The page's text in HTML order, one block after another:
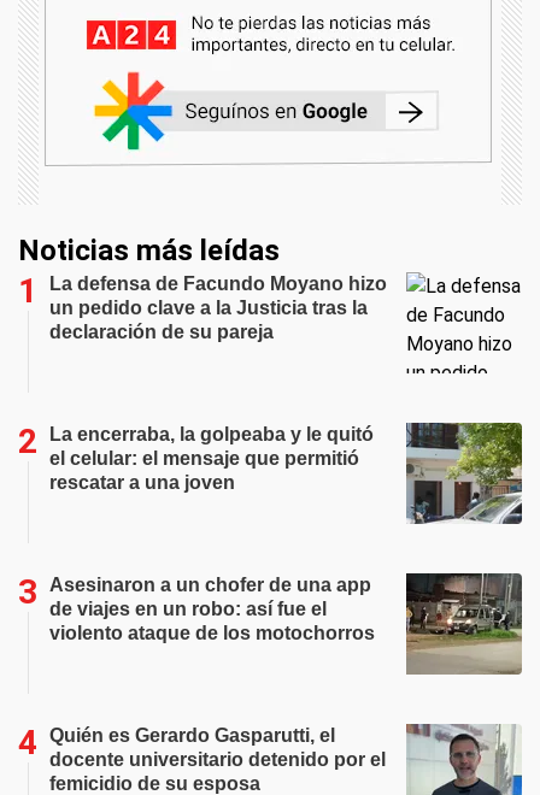
Noticias más leídas
La defensa de Facundo Moyano hizo
un pedido clave a la Justicia tras la
declaración de su pareja
La encerraba, la golpeaba y le quitó
el celular: el mensaje que permitió
rescatar a una joven
Asesinaron a un chofer de una app
de viajes en un robo: así fue el
violento ataque de los motochorros
Quién es Gerardo Gasparutti, el
docente universitario detenido por el
femicidio de su esposa